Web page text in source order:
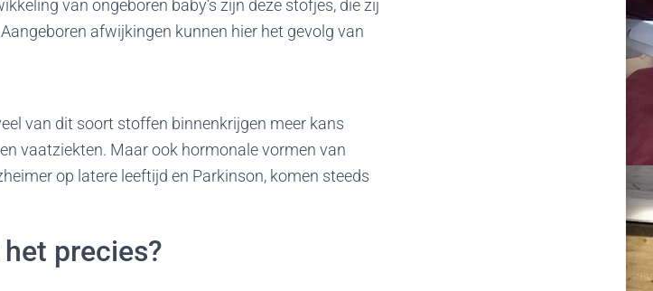
van ongeboren baby’s zijn deze stofjes, die zij
afwijkingen kunnen hier het gevolg van
van dit soort stoffen binnenkrijgen meer kans
vaatziekten. Maar ook hormonale vormen van
op latere leeftijd en Parkinson, komen steeds
precies?